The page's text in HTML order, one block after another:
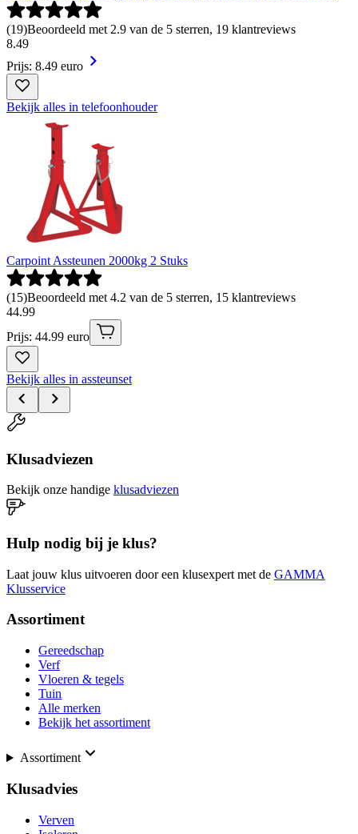
(19)Beoordeeld met 2.9 van de 5 sterren, 19 klantreviews
8.49
Prijs: 8.49 euro
Bekijk alles in telefoonhouder
Carpoint Assteunen 2000kg 2 Stuks
(15)Beoordeeld met 4.2 van de 5 sterren, 15 klantreviews
44.99
Prijs: 44.99 euro
Bekijk alles in assteunset
Klusadviezen
Bekijk onze handige klusadviezen
Hulp nodig bij je klus?
Laat jouw klus uitvoeren door een klusexpert met de GAMMA
Klusservice
Assortiment
Gereedschap
Verf
Vloeren & tegels
Tuin
Alle merken
Bekijk het assortiment
Assortiment
Klusadvies
Verven